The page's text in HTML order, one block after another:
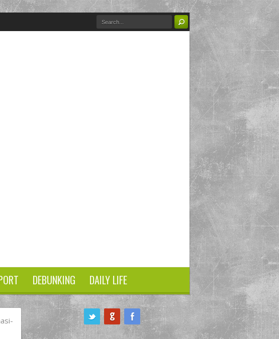
DEBUNKING DAILY LIFE